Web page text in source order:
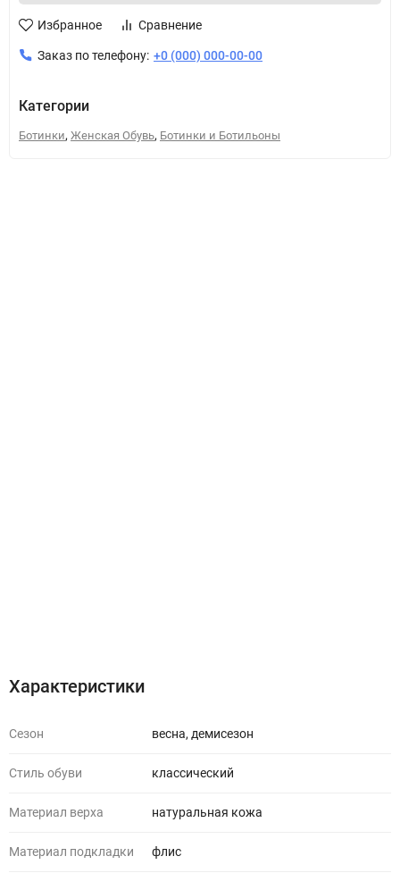
Избранное Сравнение
Заказ по телефону: +0 (000) 000-00-00
Категории
Ботинки, Женская Обувь, Ботинки и Ботильоны
Характеристики
Сезон весна, демисезон
Стиль обуви классический
Материал верха натуральная кожа
Материал подкладки флис